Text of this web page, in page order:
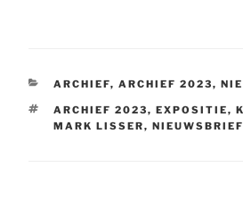
CATEGORIEËN
ARCHIEF, ARCHIEF 2023,
TAGS
ARCHIEF 2023, EXPOSITIE,
MARK LISSER, NIEUWSBRIEF